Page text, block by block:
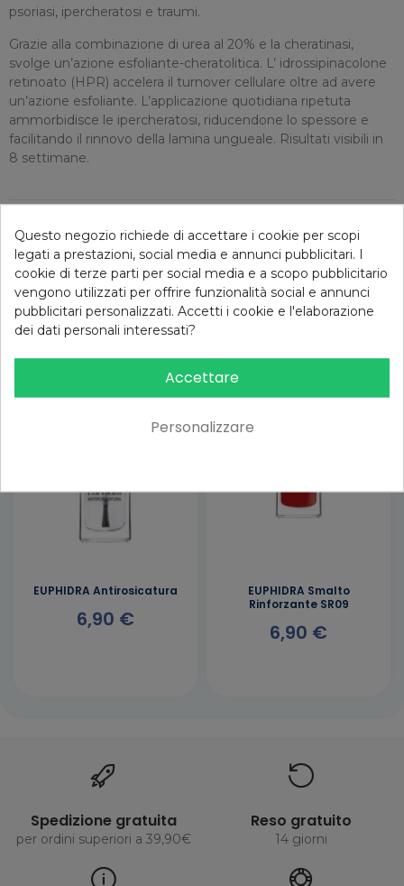
psoriasi, ipercheratosi e traumi.
Grazie alla combinazione di urea al 20% e la cheratinasi,
svolge un’azione esfoliante-cheratolitica. L’ idrossipinacolone
retinoato (HPR) accelera il turnover cellulare oltre ad avere
un’azione esfoliante. L’applicazione quotidiana ripetuta
ammorbidisce le ipercheratosi, riducendone lo spessore e
facilitando il rinnovo della lamina ungueale. Risultati visibili in
8 settimane.
Consigliati per te
EUPHIDRA Antirosicatura
6,90 €
EUPHIDRA Smalto
Rinforzante SR09
6,90 €
Spedizione gratuita
per ordini superiori a 39,90€
Reso gratuito
14 giorni
Questo negozio richiede di accettare i cookie per scopi
legati a prestazioni, social media e annunci pubblicitari. I
cookie di terze parti per social media e a scopo pubblicitario
vengono utilizzati per offrire funzionalità social e annunci
pubblicitari personalizzati. Accetti i cookie e l'elaborazione
dei dati personali interessati?
Accettare
Personalizzare